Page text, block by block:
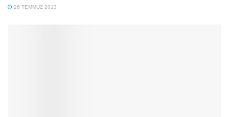
26 TEMMUZ 2013